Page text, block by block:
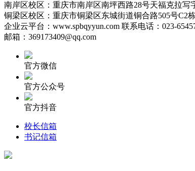
南岸区校区：重庆市南岸区南坪西路28号天福克拉写
铜梁区校区：重庆市铜梁区东城街道铜合路505号C2栋
企业云平台：www.spbqyyun.com 联系电话：023-
邮箱：369173409@qq.com
官方微信
官方公众号
官方抖音
校长信箱
书记信箱